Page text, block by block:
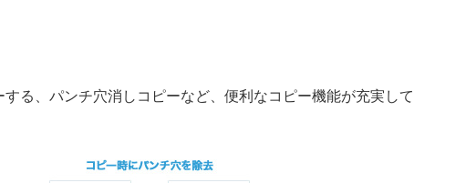
る、パンチ穴消しコピーなど、便利なコピー機能が充実して